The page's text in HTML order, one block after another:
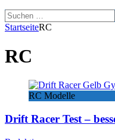
Suchen
nach:
StartseiteRC
RC
RC Modelle
Drift Racer Test –